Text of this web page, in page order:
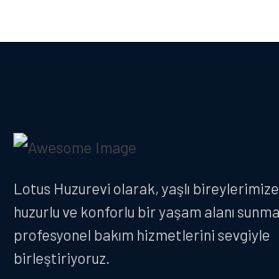
Lotus Huzurevi olarak, yaşlı
huzurlu ve konforlu bir yaşam alanı
profesyonel bakım hizmetlerini sevgiyle
birleştiriyoruz.